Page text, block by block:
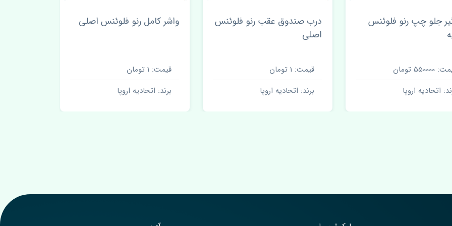
جلو چپ رنو فلوئنس
تومان
اتحادیه اروپا
درب صندوق عقب رنو فلوئنس
اصلی
قیمت: 1 تومان
برند: اتحادیه اروپا
واشر کامل رنو فلوئنس اصلی
قیمت: 1 تومان
برند: اتحادیه اروپا